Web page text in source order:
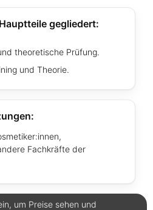
gegliedert:
theoretische Prüfung.
und Theorie.
Fachkräfte der
um Preise sehen und